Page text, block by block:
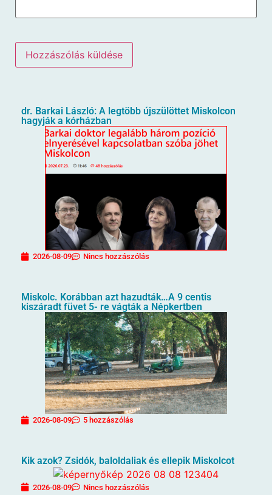
dr. Barkai László: A legtöbb újszülöttet Miskolcon
hagyják a kórházban
2026-08-09 Nincs hozzászólás
Miskolc. Korábban azt hazudták…A 9 centis
kiszáradt füvet 5- re vágták a Népkertben
2026-08-09 5 hozzászólás
Kik azok? Zsidók, baloldaliak és ellepik Miskolcot
2026-08-09 Nincs hozzászólás